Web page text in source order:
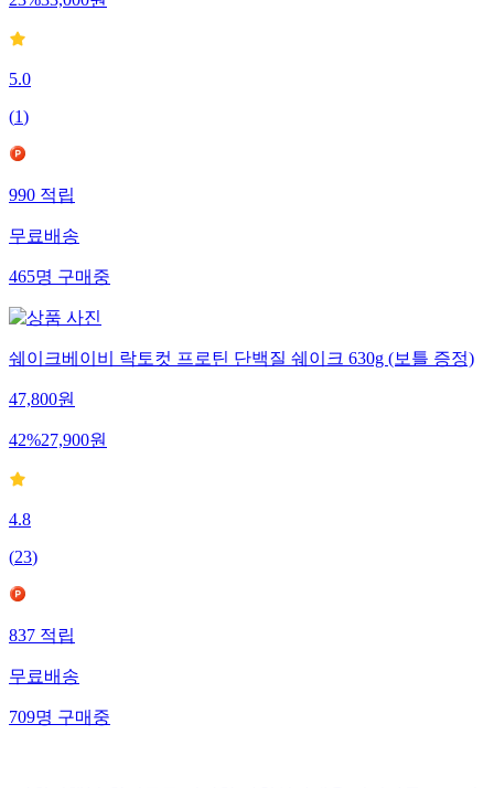
5.0
(1)
990적립
무료배송
465명구매중
쉐이크베이비 락토컷 프로틴 단백질 쉐이크 630g (보틀 증정)
47,800원
42%27,900원
4.8
(23)
837적립
무료배송
709명구매중